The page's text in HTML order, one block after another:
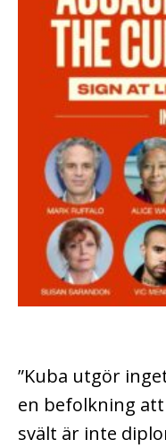
”Kuba utgör
en befolkning
svält är inte